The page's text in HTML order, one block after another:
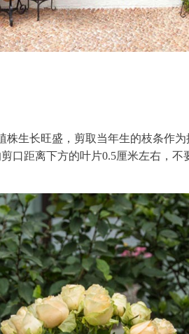
生长旺盛，剪取当年生的枝条作
口距离下方的叶片0.5厘米左右，不